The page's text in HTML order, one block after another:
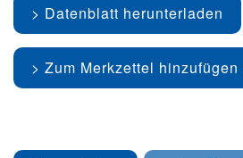
Datenblatt herunterladen
Zum Merkzettel hinzufügen